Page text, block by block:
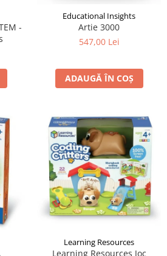
-
Educational Insights
Artie 3000
547,00 Lei
ADAUGĂ ÎN COȘ
Learning Resources
Learning Resources Joc